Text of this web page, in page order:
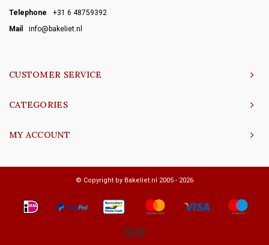
Telephone
+31 6 48759392
Mail
info@bakeliet.nl
CUSTOMER SERVICE
CATEGORIES
MY ACCOUNT
© Copyright by Bakeliet.nl 2005 - 2026